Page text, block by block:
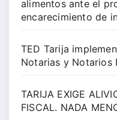
alimentos ante el
encarecimiento de
TED Tarija
Notarias y Notarios
TARIJA EXIGE
FISCAL. NADA